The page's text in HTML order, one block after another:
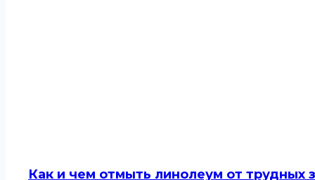
Как и чем отмыть линолеум от трудных